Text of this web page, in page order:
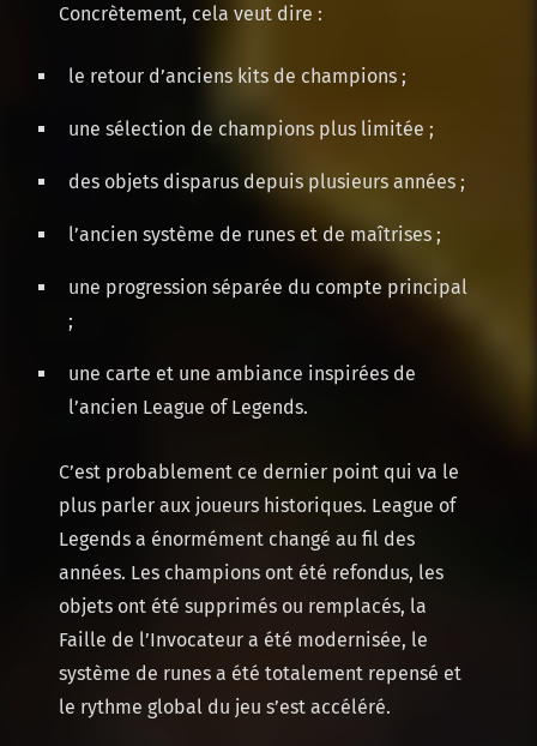
Concrètement, cela veut dire :
le retour d’anciens kits de champions ;
une sélection de champions plus limitée ;
des objets disparus depuis plusieurs années ;
l’ancien système de runes et de maîtrises ;
une progression séparée du compte principal
;
une carte et une ambiance inspirées de
l’ancien League of Legends.
C’est probablement ce dernier point qui va le
plus parler aux joueurs historiques. League of
Legends a énormément changé au fil des
années. Les champions ont été refondus, les
objets ont été supprimés ou remplacés, la
Faille de l’Invocateur a été modernisée, le
système de runes a été totalement repensé et
le rythme global du jeu s’est accéléré.